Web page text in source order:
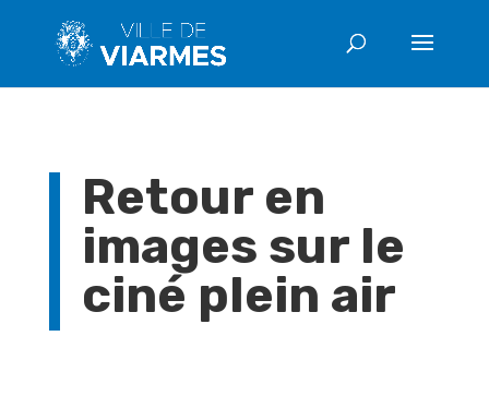
Retour en
images sur le
ciné plein air